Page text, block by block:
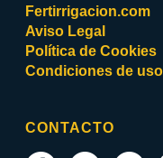
Fertirrigacion.com
Aviso Legal
Política de Cookies
Condiciones de
CONTACTO